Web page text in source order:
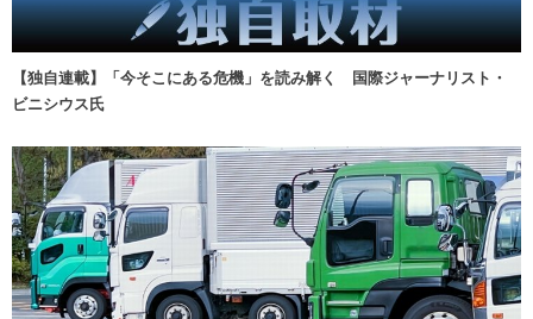
【独自連載】「今そこにある危機」を読み解く 国際ジャーナリスト・
ビニシウス氏